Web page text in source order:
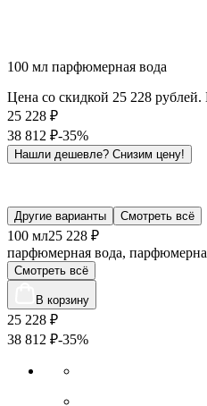
100 мл парфюмерная вода
Цена со скидкой 25 228
25 228 ₽
38 812 ₽-35%
Нашли дешевле? Снизим цену!
Другие варианты Смотреть всё
100 мл25 228 ₽
парфюмерная вода,
Смотреть всё
В корзину
25 228 ₽
38 812 ₽-35%